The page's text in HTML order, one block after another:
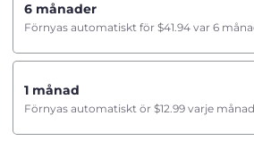
6 månader
Förnyas automatiskt för $41.94 var 6
1 månad
Förnyas automatiskt ör $12.99 varje månad